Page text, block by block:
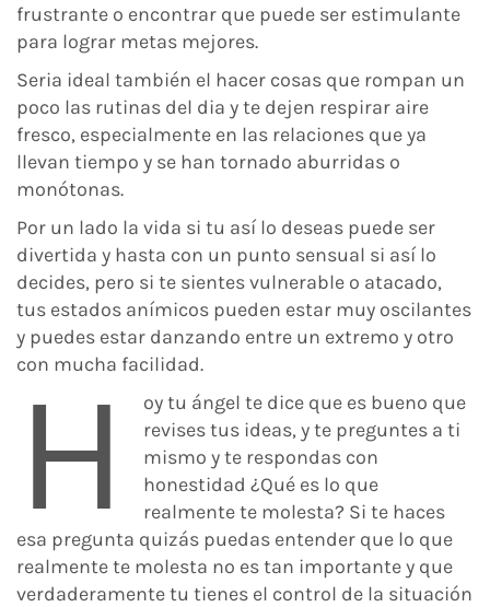
frustrante o encontrar que puede ser estimulante
para lograr metas mejores.
Seria ideal también el hacer cosas que rompan un
poco las rutinas del dia y te dejen respirar aire
fresco, especialmente en las relaciones que ya
llevan tiempo y se han tornado aburridas o
monótonas.
Por un lado la vida si tu así lo deseas puede ser
divertida y hasta con un punto sensual si así lo
decides, pero si te sientes vulnerable o atacado,
tus estados anímicos pueden estar muy oscilantes
y puedes estar danzando entre un extremo y otro
con mucha facilidad.
H
oy tu ángel te dice que es bueno que
revises tus ideas, y te preguntes a ti
mismo y te respondas con
honestidad ¿Qué es lo que
realmente te molesta? Si te haces
esa pregunta quizás puedas entender que lo que
realmente te molesta no es tan importante y que
verdaderamente tu tienes el control de la situación